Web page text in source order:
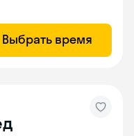
Выбрать время